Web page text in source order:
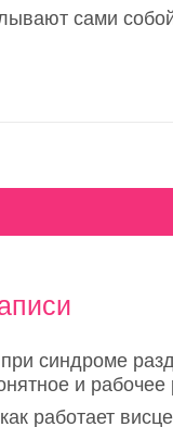
сами
при синдроме
и рабочее
работает